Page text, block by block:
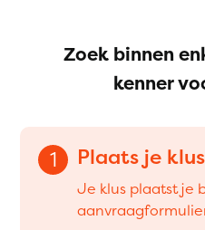
Zoek binnen
kenner
1 Plaats je klus
Je klus plaatst je